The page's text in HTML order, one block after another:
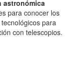
astronómica
para conocer los
para
con telescopios.